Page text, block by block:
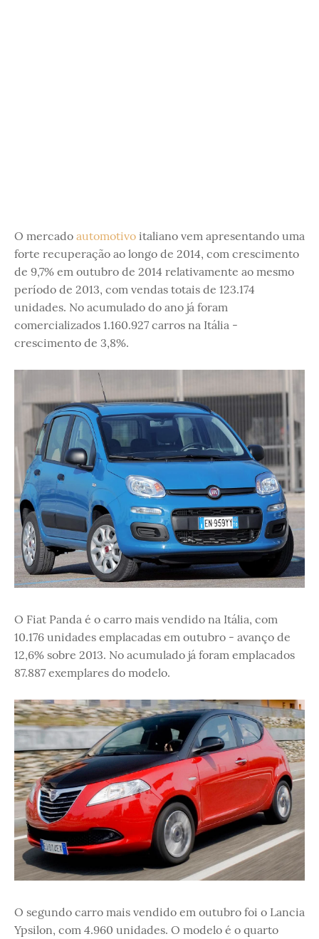
O mercado automotivo italiano vem apresentando uma
forte recuperação ao longo de 2014, com crescimento
de 9,7% em outubro de 2014 relativamente ao mesmo
período de 2013, com vendas totais de 123.174
unidades. No acumulado do ano já foram
comercializados 1.160.927 carros na Itália -
crescimento de 3,8%.
O Fiat Panda é o carro mais vendido na Itália, com
10.176 unidades emplacadas em outubro - avanço de
12,6% sobre 2013. No acumulado já foram emplacados
87.887 exemplares do modelo.
O segundo carro mais vendido em outubro foi o Lancia
Ypsilon, com 4.960 unidades. O modelo é o quarto